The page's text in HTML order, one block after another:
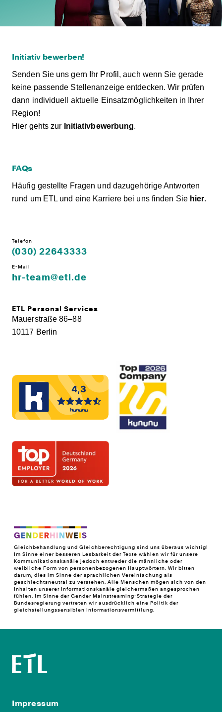
Initiativ bewerben!
Senden Sie uns gern Ihr Profil, auch wenn Sie gerade
keine passende Stellenanzeige entdecken. Wir prüfen
dann individuell aktuelle Einsatzmöglichkeiten in Ihrer
Region!
Hier gehts zur Initiativbewerbung.
FAQs
Häufig gestellte Fragen und dazugehörige Antworten
rund um ETL und eine Karriere bei uns finden Sie hier.
Telefon
(030) 22643333
E-Mail
hr-team@etl.de
ETL Personal Services
Mauerstraße 86–88
10117 Berlin
Gleichbehandlung und Gleichberechtigung sind uns überaus wichtig!
Im Sinne einer besseren Lesbarkeit der Texte wählen wir für unsere
Kommunikationskanäle jedoch entweder die männliche oder
weibliche Form von personenbezogenen Hauptwörtern. Wir bitten
darum, dies im Sinne der sprachlichen Vereinfachung als
geschlechtsneutral zu verstehen. Alle Menschen mögen sich von den
Inhalten unserer Informationskanäle gleichermaßen angesprochen
fühlen. Im Sinne der Gender Mainstreaming-Strategie der
Bundesregierung vertreten wir ausdrücklich eine Politik der
gleichstellungssensiblen Informationsvermittlung.
Impressum